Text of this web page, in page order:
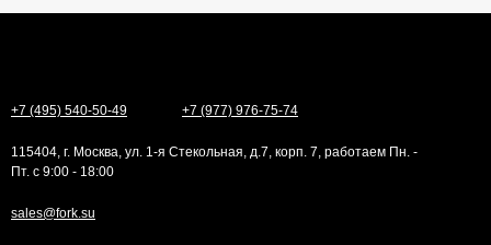
+7 (495) 540-50-49 +7 (977) 976-75-74
115404, г. Москва, ул. 1-я Стекольная, д.7, корп. 7, работаем Пн. -
Пт. с 9:00 - 18:00
sales@fork.su